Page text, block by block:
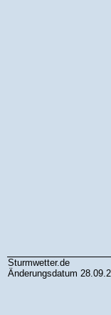
Sturmwetter.de
Änderungsdatum